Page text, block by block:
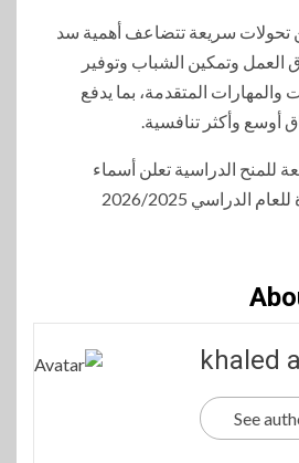
تحولات سريعة تتضاعف أهمية سد
العمل وتمكين الشباب وتوفير
المتقدمة، بما يدفع
أوسع وأكثر تنافسية.
khaled
See